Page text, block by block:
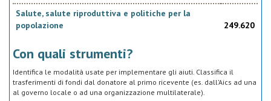
Salute, salute riproduttiva e politiche per la
popolazione
249.620
Con quali strumenti?
Identifica le modalità usate per implementare gli aiuti. Classifica il
trasferimenti di fondi dal donatore al primo ricevente (es. dall’Aics ad una
al governo locale o ad una organizzazione multilaterale).